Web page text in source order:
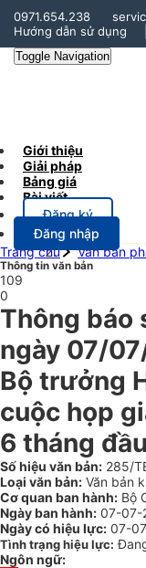
0971.654.238
Hướng dẫn sử dụng
Toggle Navigation
Giới thiệu
Giải pháp
Bảng giá
Bài viết
Đăng ký
Đăng nhập
Trang chủ
Văn bản
Thông tin văn bản
109
0
Thông báo
ngày 07/
Bộ trưởng
cuộc họp
6 tháng
Số hiệu văn bản: 285/
Loại văn bản: Văn bản
Cơ quan ban hành: Bộ
Ngày ban hành: 07-07-
Ngày có hiệu lực: 07-
Tình trạng hiệu lực:
Ngôn ngữ: